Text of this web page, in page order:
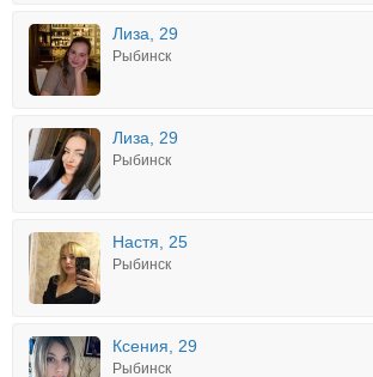
Лиза, 29
Рыбинск
Лиза, 29
Рыбинск
Настя, 25
Рыбинск
Ксения, 29
Рыбинск